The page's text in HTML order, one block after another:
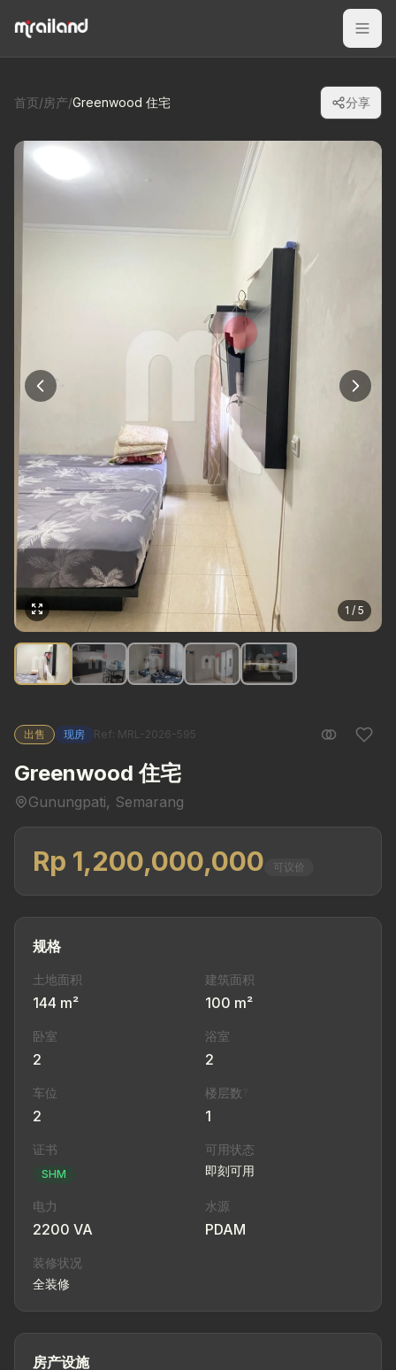
首页/房产/Greenwood 住宅 分享
1 / 5
出售 现房 Ref: MRL-2026-595
Greenwood 住宅
Gunungpati, Semarang
Rp 1,200,000,000 可议价
规格
土地面积
144 m²
建筑面积
100 m²
卧室
2
浴室
2
车位
2
楼层数
1
证书
SHM
可用状态
即刻可用
电力
2200 VA
水源
PDAM
装修状况
全装修
房产设施